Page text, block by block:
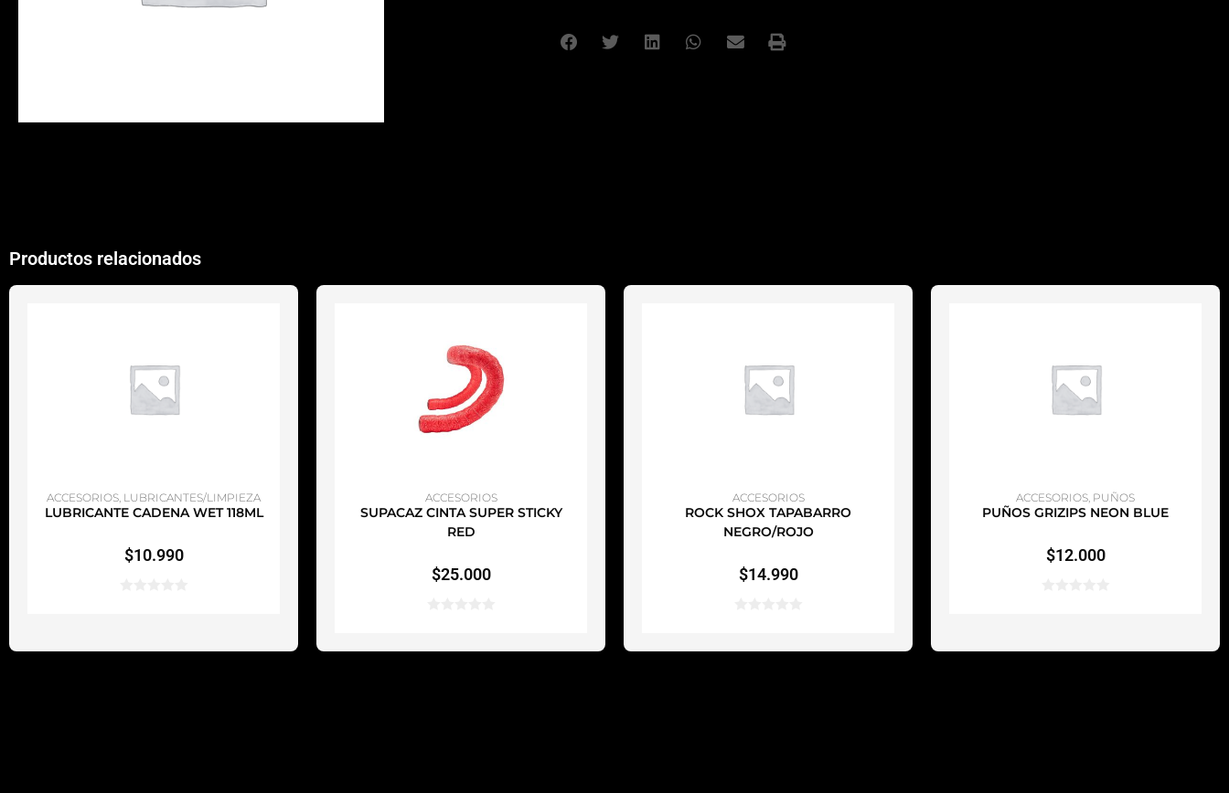
Productos relacionados
AÑADIR AL CARRITO
ACCESORIOS, LUBRICANTES/LIMPIEZA
LUBRICANTE CADENA WET 118ML
$10.990
AÑADIR AL CARRITO
ACCESORIOS
SUPACAZ CINTA SUPER STICKY
RED
$25.000
AÑADIR AL CARRITO
ACCESORIOS
ROCK SHOX TAPABARRO
NEGRO/ROJO
$14.990
AÑADIR AL CARRITO
ACCESORIOS, PUÑOS
PUÑOS GRIZIPS NEON BLUE
$12.000